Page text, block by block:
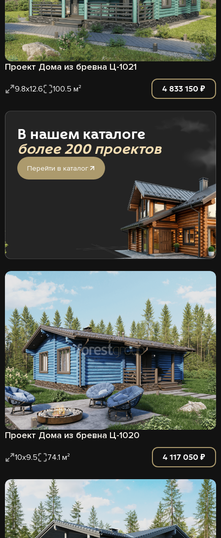
Проект Дома из бревна Ц-1021
9.8x12.6 100.5 м² 4 833 150 ₽
В нашем каталоге
более 200 проектов
Перейти в каталог
Проект Дома из бревна Ц-1020
10х9.5 74.1 м² 4 117 050 ₽